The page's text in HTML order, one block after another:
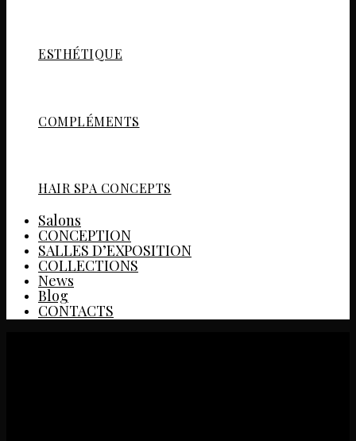
ESTHÉTIQUE
COMPLÉMENTS
HAIR SPA CONCEPTS
Salons
CONCEPTION
SALLES D’EXPOSITION
COLLECTIONS
News
Blog
CONTACTS